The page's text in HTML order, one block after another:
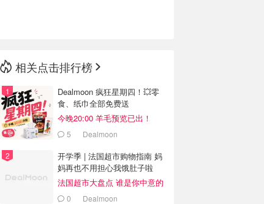
相关点击排行榜
Dealmoon 疯狂星期四！💥零
食、纸巾全部免费送
今晚20:00 羊毛预览已出！
5 Dealmoon
开学季 | 法国超市购物指南 妈
妈再也不用担心我饿肚子啦
法国超市大盘点 谁是你中意的
款 0 Dealmoon